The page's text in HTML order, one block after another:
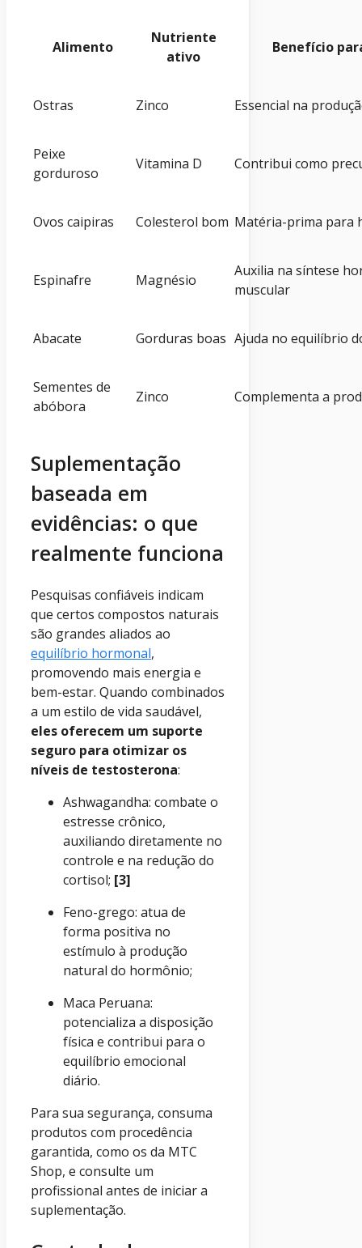
Alimento
Nutriente
ativo
Benefício
Ostras Zinco Essencial na
Peixe
gorduroso
Vitamina D Contribui como
Ovos caipiras Colesterol bom Matéria-prima para
Espinafre Magnésio
Auxilia na síntese
muscular
Abacate Gorduras boas Ajuda no equilíbrio
Sementes de
abóbora
Zinco Complementa a
Suplementação
baseada em
evidências: o que
realmente funciona
Pesquisas confiáveis indicam
que certos compostos naturais
são grandes aliados ao
equilíbrio hormonal,
promovendo mais energia e
bem-estar. Quando combinados
a um estilo de vida saudável,
eles oferecem um suporte
seguro para otimizar os
níveis de testosterona:
Ashwagandha: combate o
estresse crônico,
auxiliando diretamente no
controle e na redução do
cortisol; [3]
Feno-grego: atua de
forma positiva no
estímulo à produção
natural do hormônio;
Maca Peruana:
potencializa a disposição
física e contribui para o
equilíbrio emocional
diário.
Para sua segurança, consuma
produtos com procedência
garantida, como os da MTC
Shop, e consulte um
profissional antes de iniciar a
suplementação.